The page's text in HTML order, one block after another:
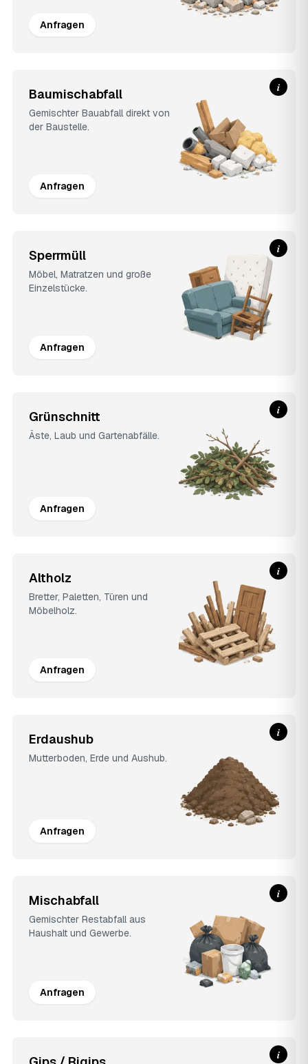
Anfragen
Baumischabfall
Gemischter Bauabfall direkt von
der Baustelle.
Anfragen
i
Sperrmüll
Möbel, Matratzen und große
Einzelstücke.
Anfragen
i
Grünschnitt
Äste, Laub und Gartenabfälle.
Anfragen
i
Altholz
Bretter, Paletten, Türen und
Möbelholz.
Anfragen
i
Erdaushub
Mutterboden, Erde und Aushub.
Anfragen
i
Mischabfall
Gemischter Restabfall aus
Haushalt und Gewerbe.
Anfragen
i
i